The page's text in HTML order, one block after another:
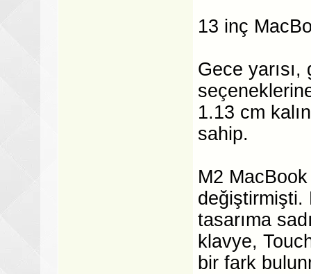
13 inç
Gece yarısı,
1.13 cm
sahip.
M2
değiştirmişti.
tasarıma
klavye,
bir fark